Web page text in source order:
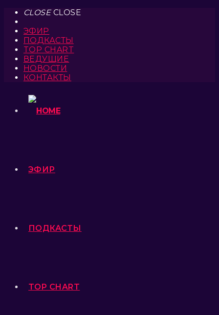
CLOSECLOSE
ЭФИР
ПОДКАСТЫ
TOP CHART
ВЕДУЩИЕ
НОВОСТИ
КОНТАКТЫ
ЭФИР
ПОДКАСТЫ
TOP CHART